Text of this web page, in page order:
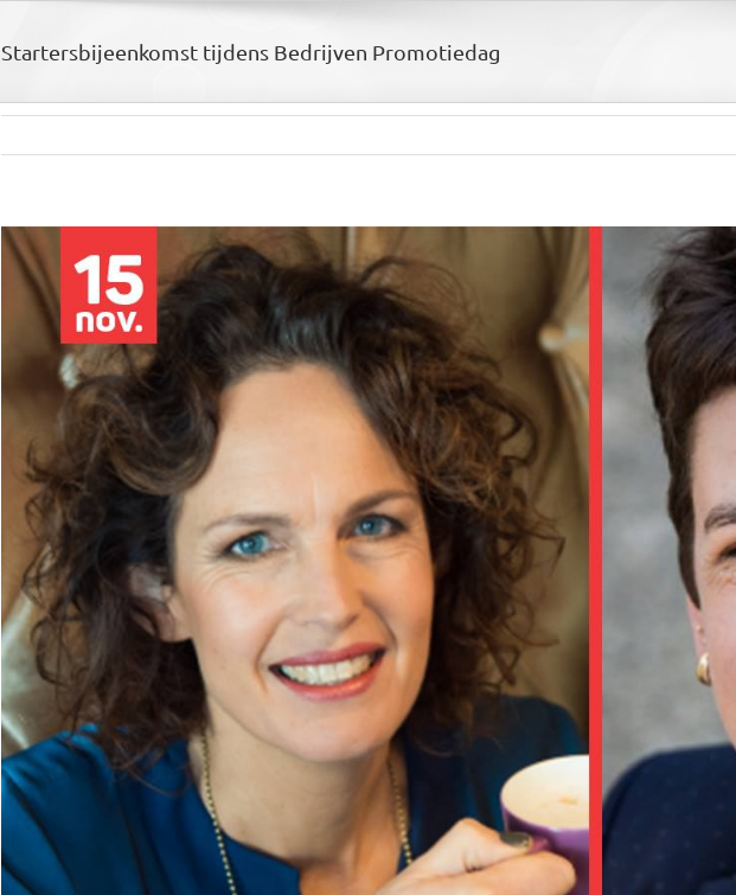
Startersbijeenkomst tijdens Bedrijven Promotiedag
View
Larger
Image